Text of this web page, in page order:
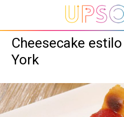
Cheesecake
York